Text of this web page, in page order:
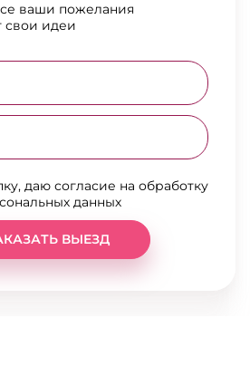
ваши пожелания
свои идеи
даю согласие на обработку
данных
ВЫЕЗД